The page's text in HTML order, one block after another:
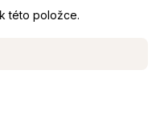
této položce.